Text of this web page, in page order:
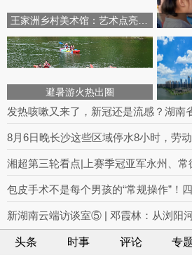
避暑游火热出圈
发热咳嗽又来了，新冠还是流感？湖南
包皮手术不是每个男孩的“常规操作”！
头条 时事 评论 专